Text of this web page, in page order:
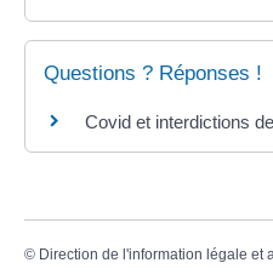
Questions ? Réponses !
Covid et interdictions
© Direction de l'information légale et